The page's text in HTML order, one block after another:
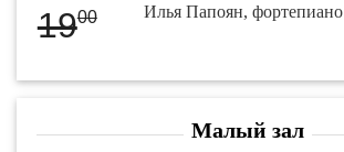
1900 Илья Папоян, фортепиано
Малый зал